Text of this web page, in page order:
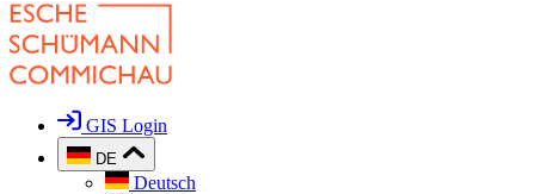
GIS Login
DE
Deutsch